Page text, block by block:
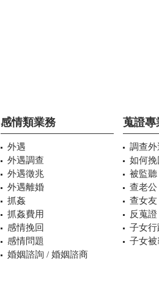
感情類業務
外遇
外遇調查
外遇徵兆
外遇離婚
抓姦
抓姦費用
感情挽回
感情問題
婚姻諮詢 / 婚姻諮商
蒐證專
調查外
如何挽
被監聽
查老
查女友
反蒐證
子女行
子女被